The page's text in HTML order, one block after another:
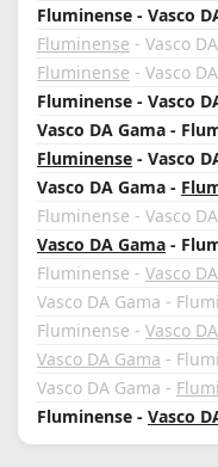
Fluminense - Vasco
Fluminense - Vasco
Fluminense - Vasco
Fluminense - Vasco
Vasco DA Gama -
Fluminense - Vasco
Vasco DA Gama -
Fluminense - Vasco
Vasco DA Gama -
Fluminense - Vasco
Vasco DA Gama -
Fluminense - Vasco
Vasco DA Gama -
Vasco DA Gama -
Fluminense - Vasco